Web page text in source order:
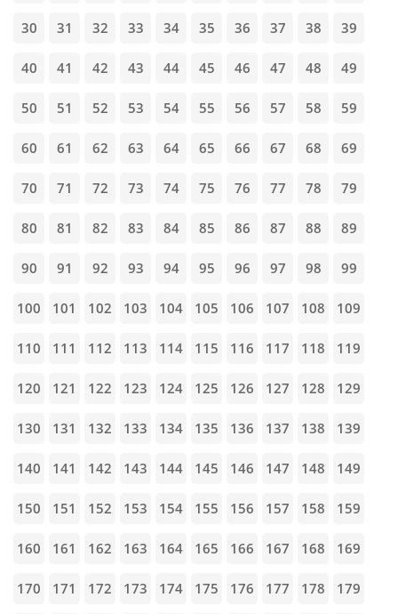
30 31 32 33 34 35 36 37 38 39
40 41 42 43 44 45 46 47 48 49
50 51 52 53 54 55 56 57 58 59
60 61 62 63 64 65 66 67 68 69
70 71 72 73 74 75 76 77 78 79
80 81 82 83 84 85 86 87 88 89
90 91 92 93 94 95 96 97 98 99
100 101 102 103 104 105 106 107 108 109
110 111 112 113 114 115 116 117 118 119
120 121 122 123 124 125 126 127 128 129
130 131 132 133 134 135 136 137 138 139
140 141 142 143 144 145 146 147 148 149
150 151 152 153 154 155 156 157 158 159
160 161 162 163 164 165 166 167 168 169
170 171 172 173 174 175 176 177 178 179